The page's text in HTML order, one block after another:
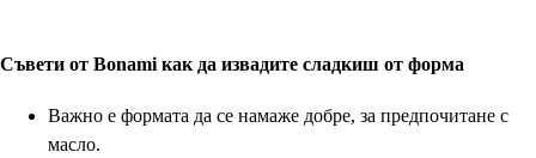
Съвети от Bonami как да извадите сладкиш от форма
Важно е формата да се намаже добре, за предпочитане с
масло.